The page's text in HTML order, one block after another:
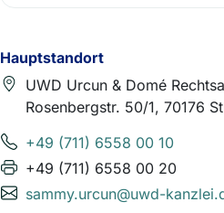
Hauptstandort
UWD Urcun & Domé
Rosenbergstr. 50/1, 70176
+49 (711) 6558 00 10
+49 (711) 6558 00 20
sammy.urcun@uwd-